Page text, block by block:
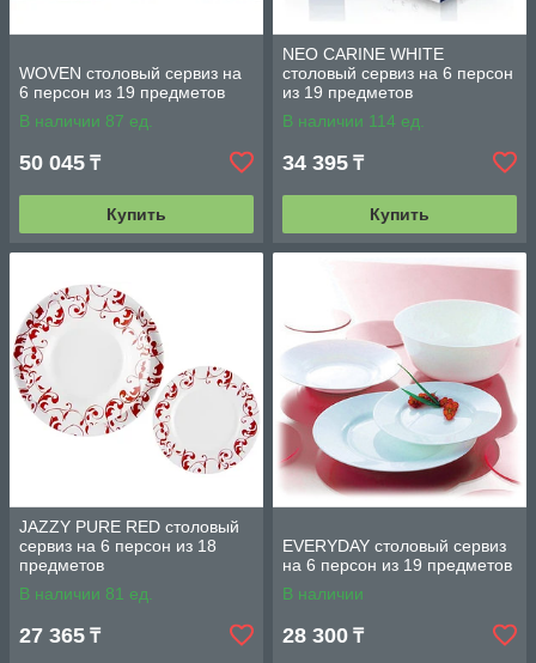
WOVEN столовый сервиз на
6 персон из 19 предметов
В наличии 87 ед.
50 045 ₸
Купить
NEO CARINE WHITE
столовый сервиз на 6 персон
из 19 предметов
В наличии 114 ед.
34 395 ₸
Купить
JAZZY PURE RED столовый
сервиз на 6 персон из 18
предметов
В наличии 81 ед.
27 365 ₸
EVERYDAY столовый сервиз
на 6 персон из 19 предметов
В наличии
28 300 ₸